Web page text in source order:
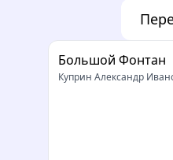
Большой Фонтан
Куприн Александр